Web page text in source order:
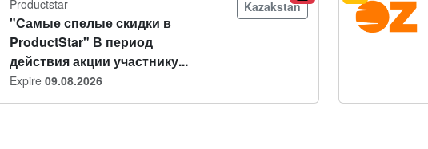
Productstar
"Самые спелые скидки в
ProductStar" В период
действия акции участнику...
Expire 09.08.2026
Kazakstan